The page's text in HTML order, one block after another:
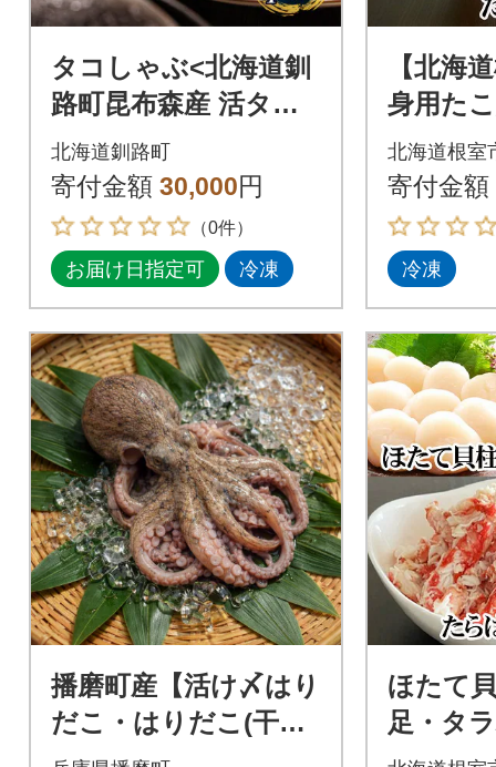
タコしゃぶ<北海道釧
路町昆布森産 活タコ
使用> 250g×4パック
北海道釧路町
寄付金額 30,000円
（0件）
お届け日指定可 冷凍
【北海
身用た
ガニむ
北海道根室
寄付金額
冷凍
播磨町産【活け〆はり
だこ・はりだこ(干し
ダコ)セット(各1枚)】
ほたて
足・タ
身セッ